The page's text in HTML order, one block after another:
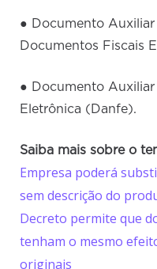
● Documento
Documentos Fiscais
● Documento Auxiliar
Eletrônica (Danfe).
Saiba mais sobre o
Empresa poderá
sem descrição do
Decreto permite que
tenham o mesmo
originais